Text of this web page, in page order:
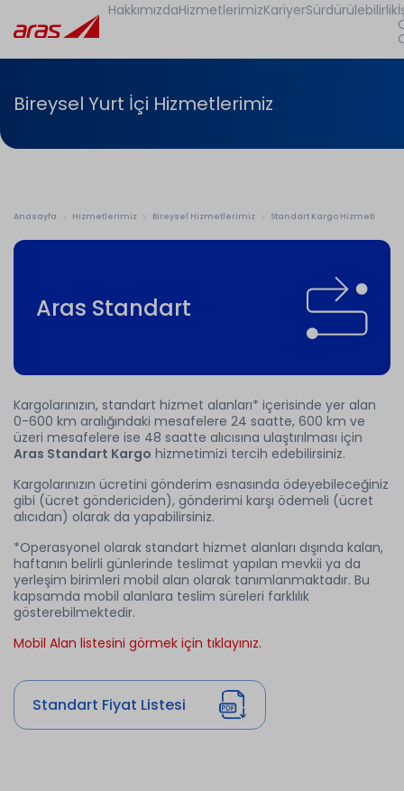
HakkımızdaHizmetlerimizKariyerSürdürülebilirlik
Bireysel Yurt İçi Hizmetlerimiz
Anasayfa Hizmetlerimiz Bireysel Hizmetlerimiz Standart Kargo Hizmeti
Aras Standart
Kargolarınızın, standart hizmet alanları* içerisinde yer alan
0-600 km aralığındaki mesafelere 24 saatte, 600 km ve
üzeri mesafelere ise 48 saatte alıcısına ulaştırılması için
Aras Standart Kargo hizmetimizi tercih edebilirsiniz.
Kargolarınızın ücretini gönderim esnasında ödeyebileceğiniz
gibi (ücret göndericiden), gönderimi karşı ödemeli (ücret
alıcıdan) olarak da yapabilirsiniz.
*Operasyonel olarak standart hizmet alanları dışında kalan,
haftanın belirli günlerinde teslimat yapılan mevkii ya da
yerleşim birimleri mobil alan olarak tanımlanmaktadır. Bu
kapsamda mobil alanlara teslim süreleri farklılık
gösterebilmektedir.
Mobil Alan listesini görmek için tıklayınız.
Standart Fiyat Listesi